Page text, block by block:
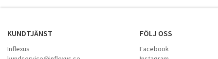
KUNDTJÄNST
Inflexus
FÖLJ OSS
Facebook